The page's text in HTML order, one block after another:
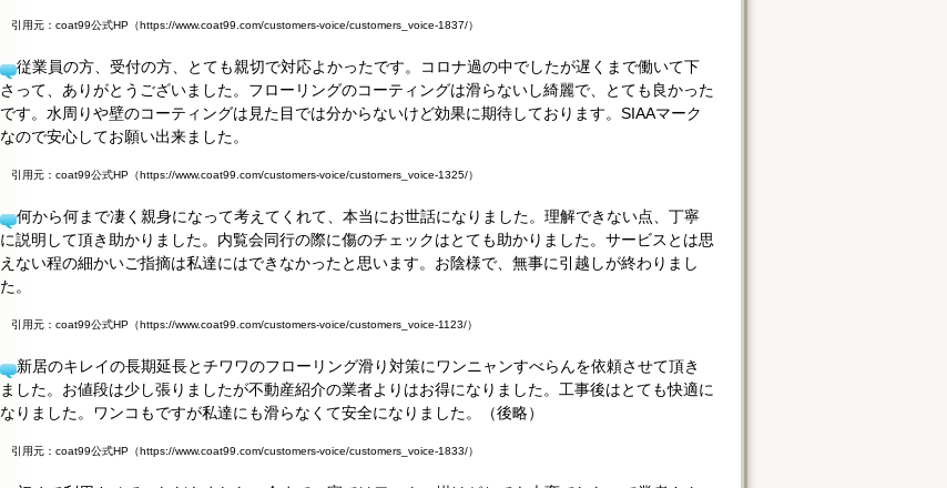
引用元：coat99公式HP（https://www.coat99.com/customers-voice/customers_voice-1837/）
従業員の方、受付の方、とても親切で対応よかったです。コロナ過の中でしたが遅くまで働いて下
さって、ありがとうございました。フローリングのコーティングは滑らないし綺麗で、とても良かった
です。水周りや壁のコーティングは見た目では分からないけど効果に期待しております。SIAAマーク
なので安心してお願い出来ました。
引用元：coat99公式HP（https://www.coat99.com/customers-voice/customers_voice-1325/）
何から何まで凄く親身になって考えてくれて、本当にお世話になりました。理解できない点、丁寧
に説明して頂き助かりました。内覧会同行の際に傷のチェックはとても助かりました。サービスとは思
えない程の細かいご指摘は私達にはできなかったと思います。お陰様で、無事に引越しが終わりまし
た。
引用元：coat99公式HP（https://www.coat99.com/customers-voice/customers_voice-1123/）
新居のキレイの長期延長とチワワのフローリング滑り対策にワンニャンすべらんを依頼させて頂き
ました。お値段は少し張りましたが不動産紹介の業者よりはお得になりました。工事後はとても快適に
なりました。ワンコもですが私達にも滑らなくて安全になりました。（後略）
引用元：coat99公式HP（https://www.coat99.com/customers-voice/customers_voice-1833/）